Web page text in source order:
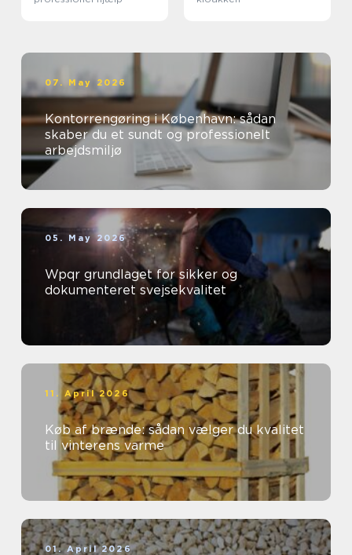
07. May 2026
Kontorrengøring i København: sådan
skaber du et sundt og professionelt
arbejdsmiljø
05. May 2026
Wpqr grundlaget for sikker og
dokumenteret svejsekvalitet
11. April 2026
Køb af brænde: sådan vælger du kvalitet
til vinterens varme
01. April 2026